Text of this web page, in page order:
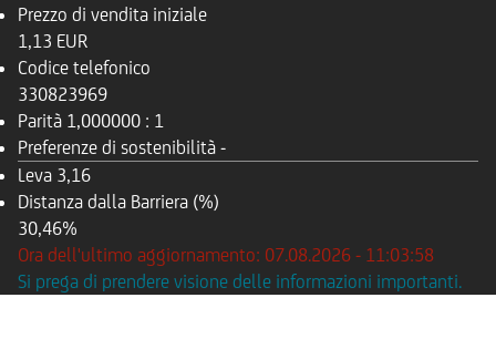
Prezzo di vendita iniziale
1,13 EUR
Codice telefonico
330823969
Parità 1,000000 : 1
Preferenze di sostenibilità -
Leva 3,16
Distanza dalla Barriera (%)
30,46%
Ora dell'ultimo aggiornamento: 07.08.2026 - 11:03:58
Si prega di prendere visione delle informazioni importanti.